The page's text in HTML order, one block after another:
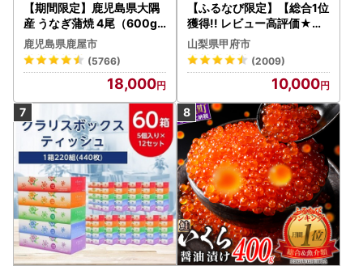
【期間限定】鹿児島県大隅
産 うなぎ蒲焼 4尾（600g
） KN007-004-04-cp18
うなぎ 鰻 魚 惣菜 総菜
鹿児島県鹿屋市
(5766)
18,000
【ふるなび限定】【総合1位
獲得!! レビュー高評価★】
〈2026年度配送分〉山梨
県産 シャインマスカット 2
～3房（1.0kg以上）シャイ
ン フルーツ FN-Limited-S
P
山梨県甲府市
(2009)
10,000